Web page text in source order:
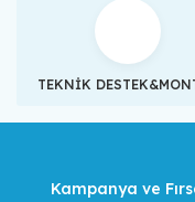
TEKNİK
Kampanya ve